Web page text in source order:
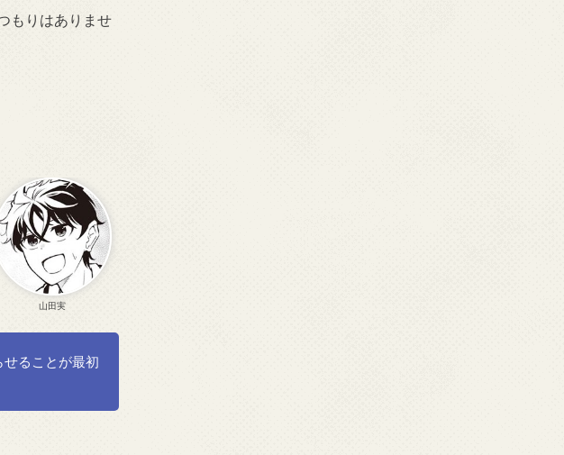
もりはありませ
山田実
せることが最初